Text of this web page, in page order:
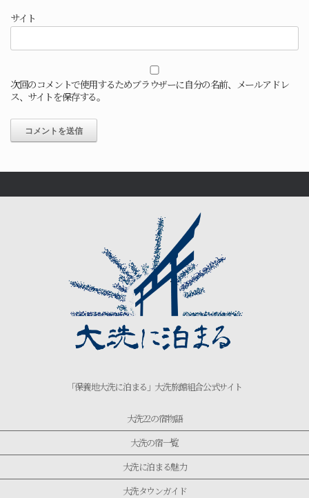
サイト
次回のコメントで使用するためブラウザーに自分の名前、メールアドレ
ス、サイトを保存する。
「保養地大洗に泊まる」大洗旅館組合公式サイト
大洗22の宿物語
大洗の宿一覧
大洗に泊まる魅力
大洗タウンガイド